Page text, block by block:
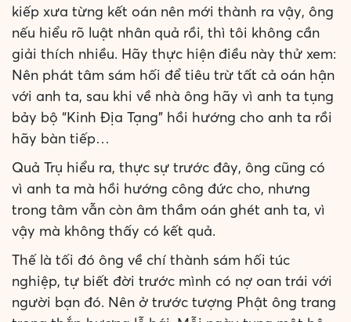
kiếp xưa từng kết oán nên mới thành ra vậy, ông
nếu hiểu rõ luật nhân quả rồi, thì tôi không cần
giải thích nhiều. Hãy thực hiện điều này thử xem:
Nên phát tâm sám hối để tiêu trừ tất cả oán hận
với anh ta, sau khi về nhà ông hãy vì anh ta tụng
bảy bộ “Kinh Địa Tạng” hồi hướng cho anh ta rồi
hãy bàn tiếp…
Quả Trụ hiểu ra, thực sự trước đây, ông cũng có
vì anh ta mà hồi hướng công đức cho, nhưng
trong tâm vẫn còn âm thầm oán ghét anh ta, vì
vậy mà không thấy có kết quả.
Thế là tối đó ông về chí thành sám hối túc
nghiệp, tự biết đời trước mình có nợ oan trái với
người bạn đó. Nên ở trước tượng Phật ông trang